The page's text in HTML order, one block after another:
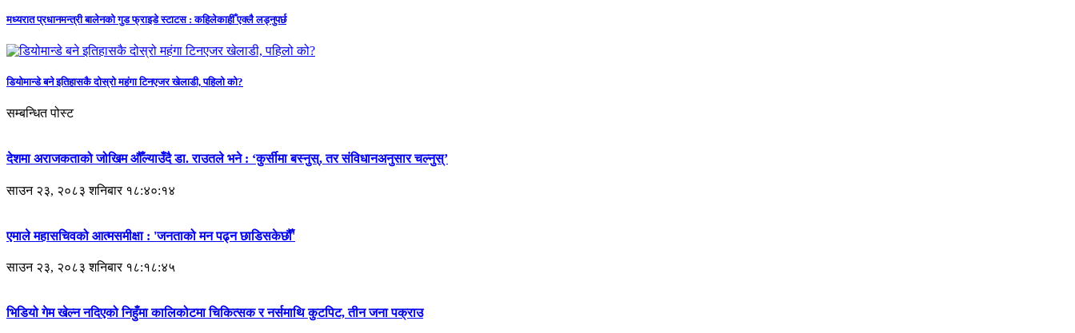
मध्यरात प्रधानमन्त्री बालेनको गुड फ्राइडे स्टाटस : कहिलेकाहीँ एक्लै लड्नुपर्छ
डियोमान्डे बने इतिहासकै दोस्रो महंगा टिनएजर खेलाडी, पहिलो को?
सम्बन्धित पोस्ट
देशमा अराजकताको जोखिम औँल्याउँदै डा. राउतले भने : ‘कुर्सीमा बस्नुस्, तर संविधानअनुसार चल्नुस्’
साउन २३, २०८३ शनिबार १८:४०:१४
एमाले महासचिवको आत्मसमीक्षा : 'जनताको मन पढ्न छाडिसकेछौँ'
साउन २३, २०८३ शनिबार १८:१८:४५
भिडियो गेम खेल्न नदिएको निहुँमा कालिकोटमा चिकित्सक र नर्समाथि कुटपिट, तीन जना पक्राउ